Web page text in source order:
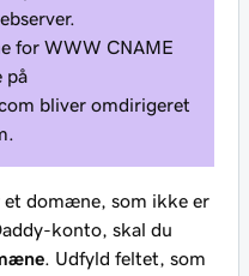
for WWW CNAME
på
bliver omdirigeret
et domæne, som ikke er
konto, skal du
. Udfyld feltet, som